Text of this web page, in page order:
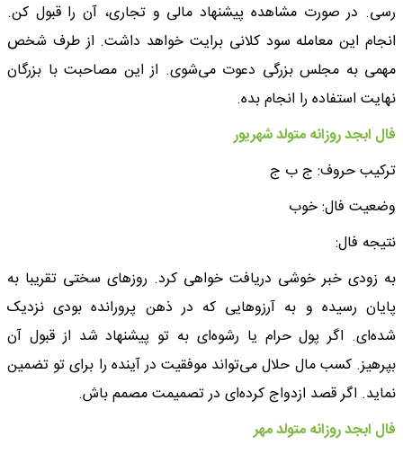
رسی. در صورت مشاهده پیشنهاد مالی و تجاری، آن را قبول کن.
انجام این معامله سود کلانی برایت خواهد داشت. از طرف شخص
مهمی به مجلس بزرگی دعوت می‌شوی. از این مصاحبت با بزرگان
نهایت استفاده را انجام بده.
فال ابجد روزانه متولد شهریور
ترکیب حروف: ج ب ج
وضعیت فال: خوب
نتیجه فال:
به زودی خبر خوشی دریافت خواهی کرد. روزهای سختی تقریبا به
پایان رسیده و به آرزوهایی که در ذهن پرورانده بودی نزدیک
شده‌ای. اگر پول حرام یا رشوه‌ای به تو پیشنهاد شد از قبول آن
بپرهیز. کسب مال حلال می‌تواند موفقیت در آینده را برای تو تضمین
نماید. اگر قصد ازدواج کرده‌ای در تصمیمت مصمم باش.
فال ابجد روزانه متولد مهر